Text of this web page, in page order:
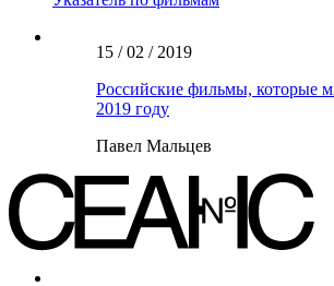
15 / 02 / 2019
Российские фильмы, которые
2019 году
Павел Мальцев